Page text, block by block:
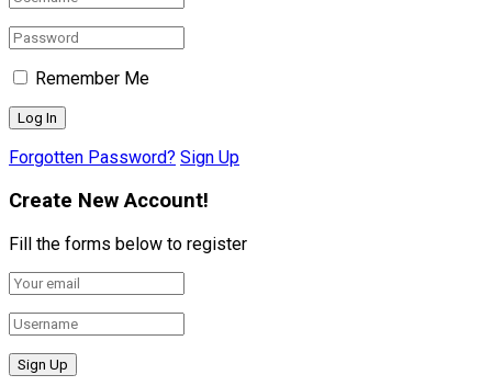
Remember Me
Forgotten Password? Sign Up
Create New Account!
Fill the forms below to register